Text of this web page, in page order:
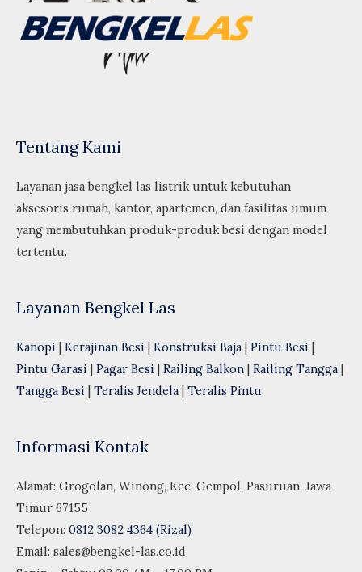
Tentang Kami
Layanan jasa bengkel las listrik untuk kebutuhan
aksesoris rumah, kantor, apartemen, dan fasilitas umum
yang membutuhkan produk-produk besi dengan model
tertentu.
Layanan Bengkel Las
Kanopi | Kerajinan Besi | Konstruksi Baja | Pintu Besi |
Pintu Garasi | Pagar Besi | Railing Balkon | Railing Tangga |
Tangga Besi | Teralis Jendela | Teralis Pintu
Informasi Kontak
Alamat: Grogolan, Winong, Kec. Gempol, Pasuruan, Jawa
Timur 67155
Telepon: 0812 3082 4364 (Rizal)
Email: sales@bengkel-las.co.id